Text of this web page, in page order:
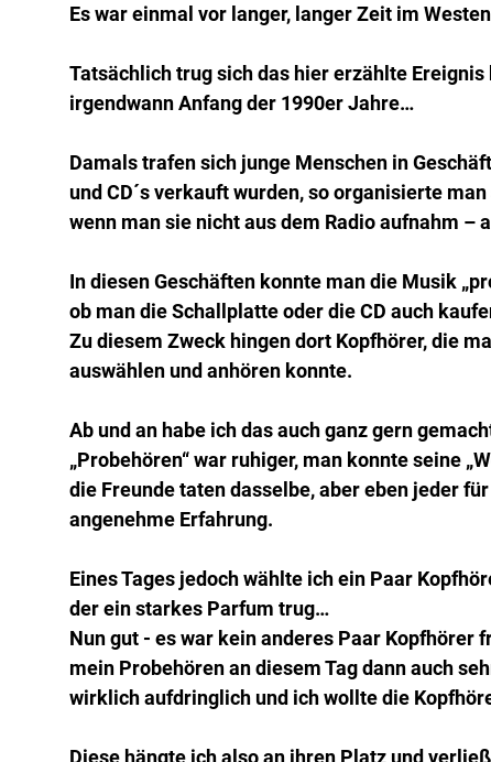
Es war einmal vor langer, langer Zeit im
Tatsächlich trug sich das hier erzählte
irgendwann Anfang der 1990er Jahre…
Damals trafen sich junge Menschen in
und CD´s verkauft wurden, so organisierte
wenn man sie nicht aus dem Radio aufnahm –
In diesen Geschäften konnte man die Musik
ob man die Schallplatte oder die CD auch
Zu diesem Zweck hingen dort Kopfhörer, die
auswählen und anhören konnte.
Ab und an habe ich das auch ganz gern
„Probehören“ war ruhiger, man konnte seine
die Freunde taten dasselbe, aber eben jeder
angenehme Erfahrung.
Eines Tages jedoch wählte ich ein Paar
der ein starkes Parfum trug…
Nun gut - es war kein anderes Paar Kopfhörer
mein Probehören an diesem Tag dann auch
wirklich aufdringlich und ich wollte die
Diese hängte ich also an ihren Platz und